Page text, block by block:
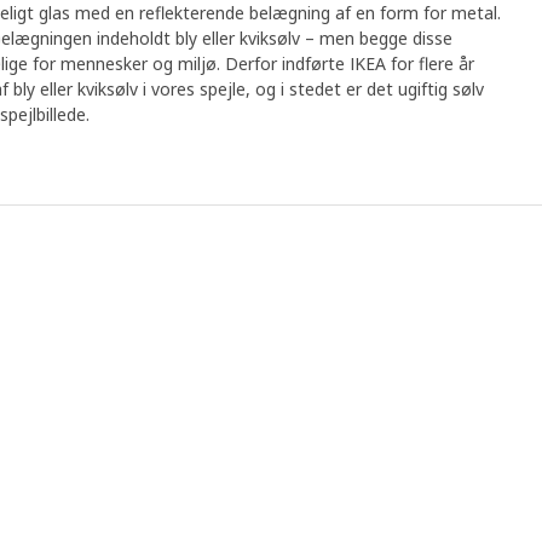
glas med en reflekterende belægning af en form for metal.
indeholdt bly eller kviksølv – men begge disse
for mennesker og miljø. Derfor indførte IKEA for flere år
eller kviksølv i vores spejle, og i stedet er det ugiftig sølv